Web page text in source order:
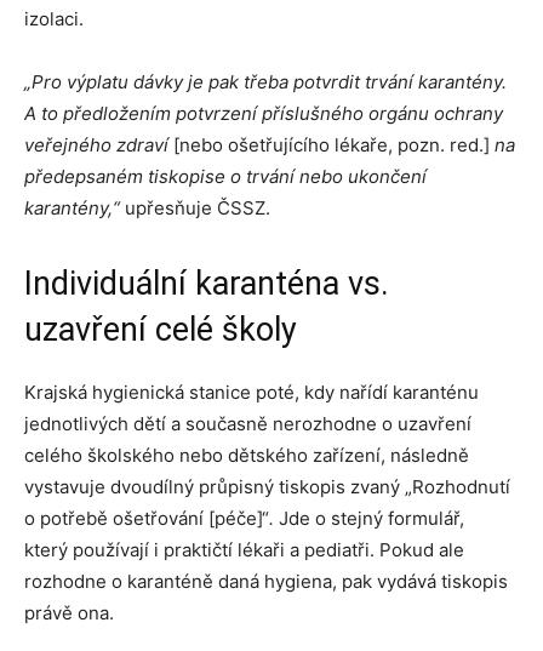
izolaci.
„Pro výplatu dávky je pak třeba potvrdit trvání karantény.
A to předložením potvrzení příslušného orgánu ochrany
veřejného zdraví [nebo ošetřujícího lékaře, pozn. red.] na
předepsaném tiskopise o trvání nebo ukončení
karantény,“ upřesňuje ČSSZ.
Individuální karanténa vs.
uzavření celé školy
Krajská hygienická stanice poté, kdy nařídí karanténu
jednotlivých dětí a současně nerozhodne o uzavření
celého školského nebo dětského zařízení, následně
vystavuje dvoudílný průpisný tiskopis zvaný „Rozhodnutí
o potřebě ošetřování [péče]“. Jde o stejný formulář,
který používají i praktičtí lékaři a pediatři. Pokud ale
rozhodne o karanténě daná hygiena, pak vydává tiskopis
právě ona.